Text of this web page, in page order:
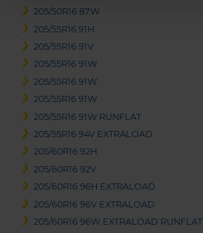
205/50R16 87W
205/55R16 91H
205/55R16 91V
205/55R16 91W
205/55R16 91W
205/55R16 91W
205/55R16 91W RUNFLAT
205/55R16 94V EXTRALOAD
205/60R16 92H
205/60R16 92V
205/60R16 96H EXTRALOAD
205/60R16 96V EXTRALOAD
205/60R16 96W EXTRALOAD RUNFLAT